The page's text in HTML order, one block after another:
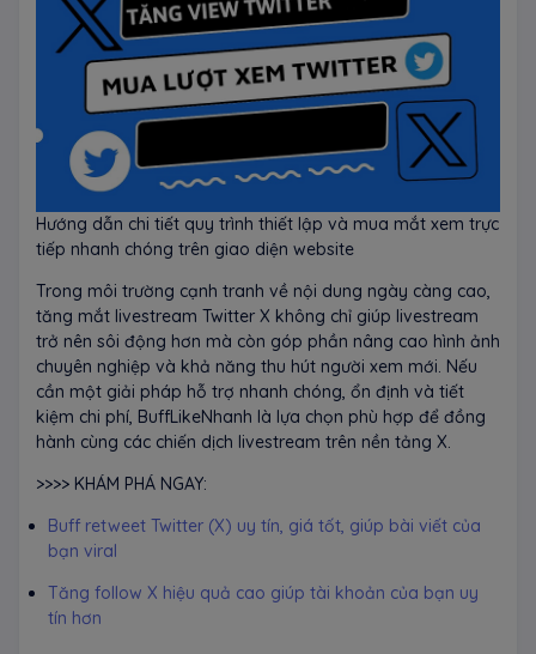
Hướng dẫn chi tiết quy trình thiết lập và mua mắt xem trực
tiếp nhanh chóng trên giao diện website
Trong môi trường cạnh tranh về nội dung ngày càng cao,
tăng mắt livestream Twitter X không chỉ giúp livestream
trở nên sôi động hơn mà còn góp phần nâng cao hình ảnh
chuyên nghiệp và khả năng thu hút người xem mới. Nếu
cần một giải pháp hỗ trợ nhanh chóng, ổn định và tiết
kiệm chi phí, BuffLikeNhanh là lựa chọn phù hợp để đồng
hành cùng các chiến dịch livestream trên nền tảng X.
>>>> KHÁM PHÁ NGAY:
Buff retweet Twitter (X) uy tín, giá tốt, giúp bài viết của
bạn viral
Tăng follow X hiệu quả cao giúp tài khoản của bạn uy
tín hơn